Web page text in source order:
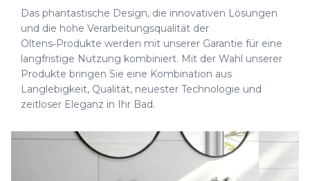
Das phantastische Design, die innovativen Lösungen
und die hohe Verarbeitungsqualität der
Oltens‑Produkte werden mit unserer Garantie für eine
langfristige Nutzung kombiniert. Mit der Wahl unserer
Produkte bringen Sie eine Kombination aus
Langlebigkeit, Qualität, neuester Technologie und
zeitloser Eleganz in Ihr Bad.